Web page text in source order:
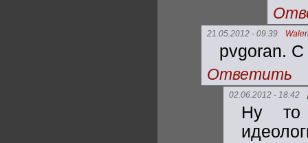
21.05.2012 - 09:39
pvgoran. С
Ответить
02.06.2012 - 18:42
Ну то